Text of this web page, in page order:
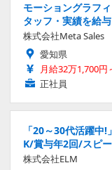
モーショングラフ
タッフ・実績を給
株式会社Meta Sales
愛知県
月給32万1,700円
正社員
「20～30代活躍
K/賞与年2回/スピ
株式会社ELM